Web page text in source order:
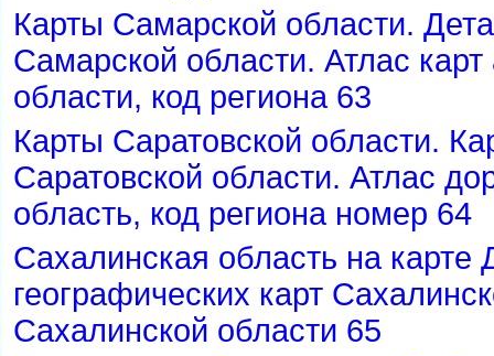
Карты Самарской области.
Самарской области. Атлас
области, код региона 63
Карты Саратовской области.
Саратовской области. Атлас
область, код региона номер 64
Сахалинская область на карте
еографических карт
Сахалинской области 65